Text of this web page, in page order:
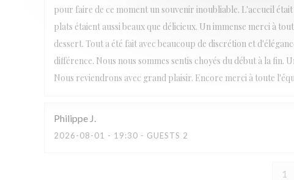
pour faire de ce moment un souvenir inoubliable. L'accueil
plats étaient aussi beaux que délicieux. Un immense merci à
dessert. Tout a été fait avec beaucoup de discrétion et
différence. Nous nous sommes sentis choyés du début à la
Nous reviendrons avec grand plaisir. Encore merci à toute
Philippe J
2026-08-01 - 19:30 - GUESTS 2
1